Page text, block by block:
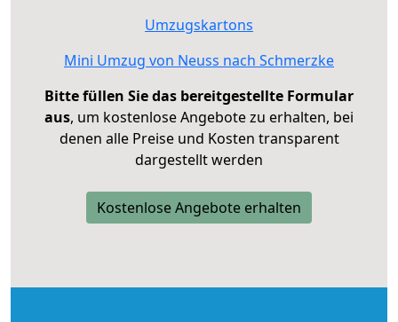
Umzugskartons
Mini Umzug von Neuss nach Schmerzke
Bitte füllen Sie das bereitgestellte Formular
aus, um kostenlose Angebote zu erhalten, bei
denen alle Preise und Kosten transparent
dargestellt werden
Kostenlose Angebote erhalten